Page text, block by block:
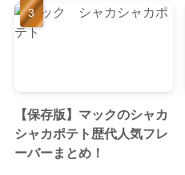
【保存版】マックのシャカ
シャカポテト歴代人気フレ
ーバーまとめ！